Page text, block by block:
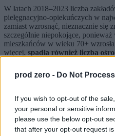
prod zero - Do Not
If you wish to opt-out of the
your personal or sensitive
please use the below opt-out
that after your opt-out request
W latach 2018–2023 liczba
pielęgnacyjno-opiekuńczych w
zamiast wzrosnąć, nieznacznie się
szczególnie niepokojące,
mieszkańców w wieku 70+
więcej, spadła również liczba